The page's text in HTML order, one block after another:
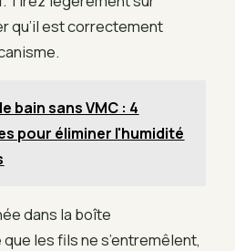
qu’il est correctement
bain sans VMC : 4
pour éliminer l'humidité
dans la boîte
les fils ne s’entremêlent,